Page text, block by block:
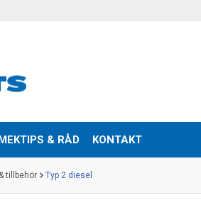
& RÅD KONTAKT
tillbehör Typ 2 diesel